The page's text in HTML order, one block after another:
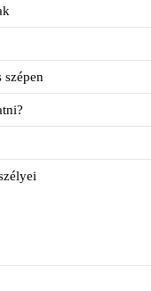
szépen